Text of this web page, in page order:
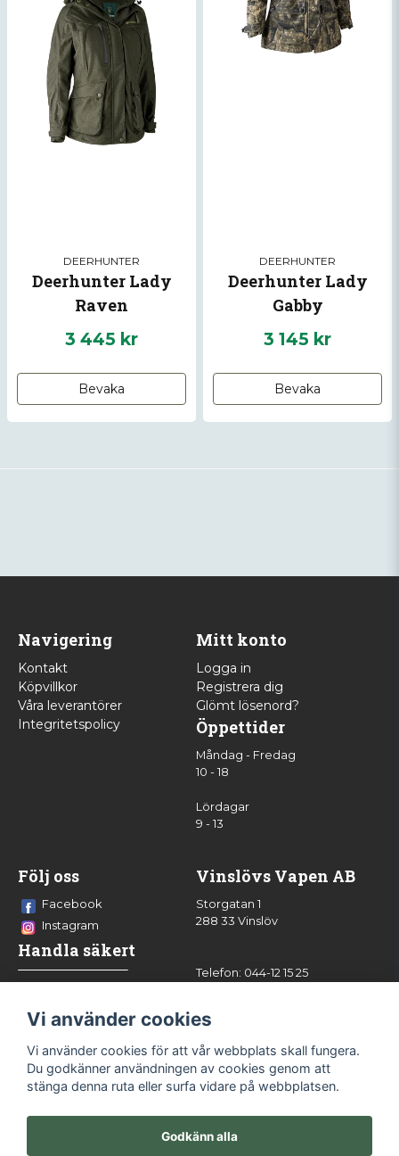
DEERHUNTER
Deerhunter Lady
Raven
3 445 kr
Bevaka
DEERHUNTER
Deerhunter Lady
Gabby
3 145 kr
Bevaka
Navigering
Kontakt
Köpvillkor
Våra leverantörer
Integritetspolicy
Mitt konto
Logga in
Registrera dig
Glömt lösenord?
Öppettider
Måndag - Fredag
10 - 18
Lördagar
9 - 13
Följ oss
Facebook
Instagram
Handla säkert
Vinslövs Vapen AB
Storgatan 1
288 33 Vinslöv
Telefon: 044-12 15 25
Vi använder cookies
Vi använder cookies för att vår webbplats skall fungera.
Du godkänner användningen av cookies genom att
stänga denna ruta eller surfa vidare på webbplatsen.
Godkänn alla